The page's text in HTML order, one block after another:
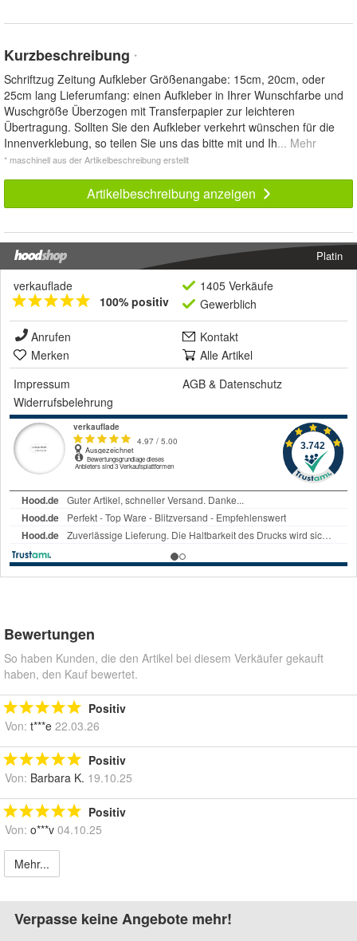
Kurzbeschreibung *
Schriftzug Zeitung Aufkleber Größenangabe: 15cm, 20cm, oder
25cm lang Lieferumfang: einen Aufkleber in Ihrer Wunschfarbe und
Wuschgröße Überzogen mit Transferpapier zur leichteren
Übertragung. Sollten Sie den Aufkleber verkehrt wünschen für die
Innenverklebung, so teilen Sie uns das bitte mit und Ih... Mehr
* maschinell aus der Artikelbeschreibung erstellt
Artikelbeschreibung anzeigen
Platin
verkauflade
100% positiv
1405 Verkäufe
Gewerblich
Anrufen
Kontakt
Merken
Alle Artikel
Impressum
AGB & Datenschutz
Widerrufsbelehrung
Bewertungen
So haben Kunden, die den Artikel bei diesem Verkäufer gekauft
haben, den Kauf bewertet.
Positiv
Von: t***e 22.03.26
Positiv
Von: Barbara K. 19.10.25
Positiv
Von: o***v 04.10.25
Mehr...
Verpasse keine Angebote mehr!